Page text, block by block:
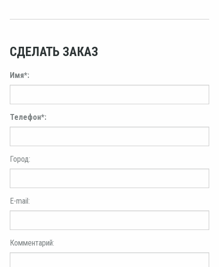
СДЕЛАТЬ ЗАКАЗ
Имя*:
Телефон*:
Город:
E-mail:
Комментарий: